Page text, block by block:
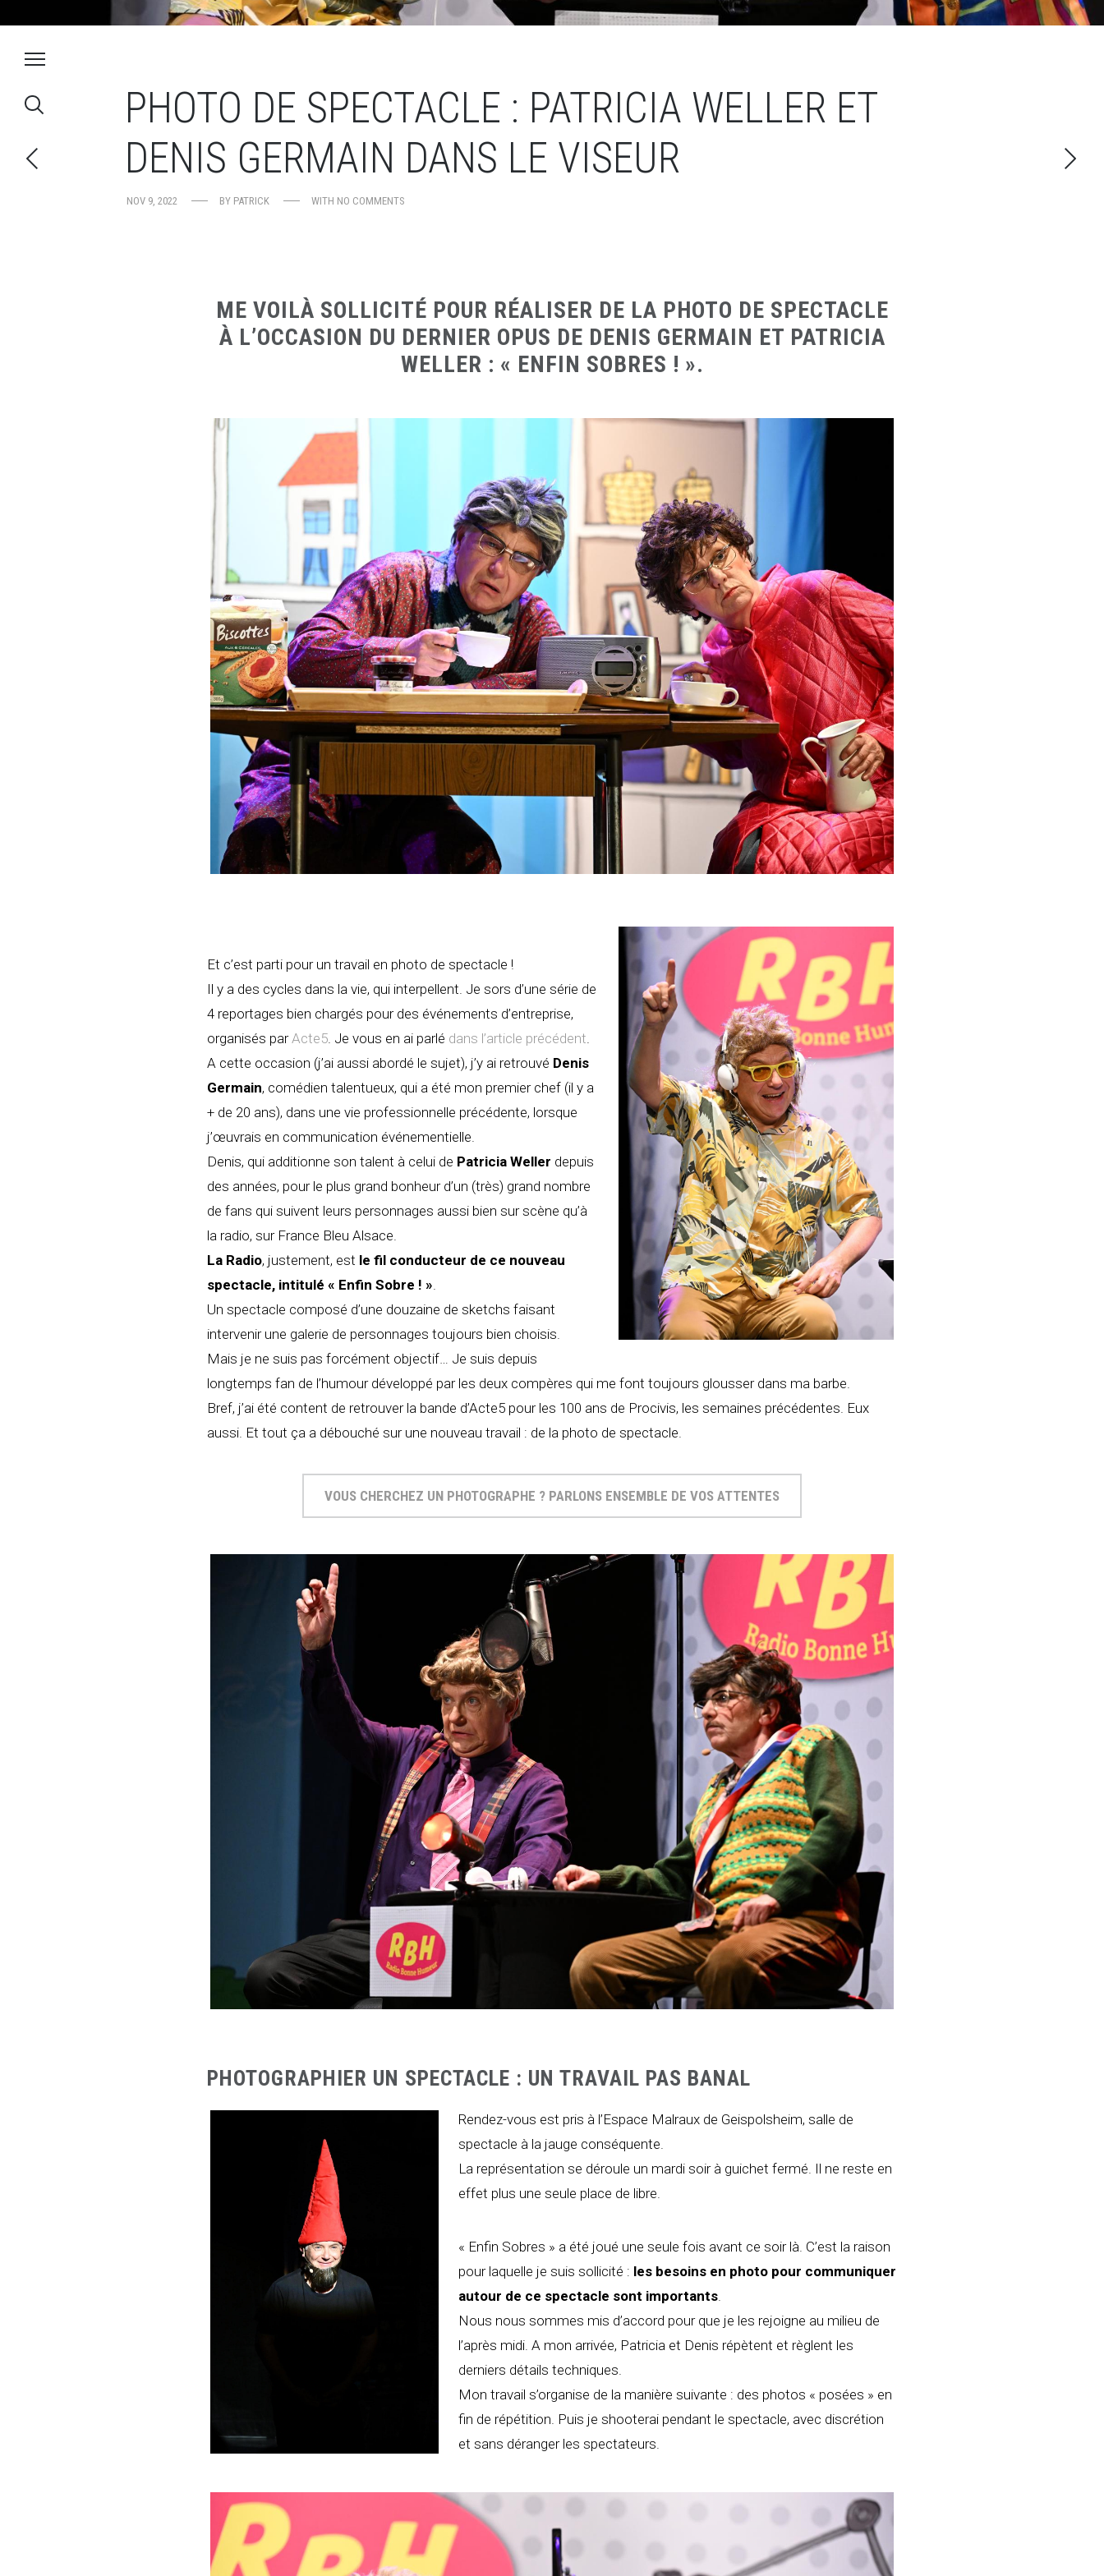
PHOTO DE SPECTACLE : PATRICIA WELLER ET
DENIS GERMAIN DANS LE VISEUR
NOV 9, 2022 BY PATRICK WITH NO COMMENTS
ME VOILÀ SOLLICITÉ POUR RÉALISER DE LA PHOTO DE SPECTACLE
À L’OCCASION DU DERNIER OPUS DE DENIS GERMAIN ET PATRICIA
WELLER : « ENFIN SOBRES ! ».
Et c’est parti pour un travail en photo de spectacle !
Il y a des cycles dans la vie, qui interpellent. Je sors d’une série de
4 reportages bien chargés pour des événements d’entreprise,
organisés par Acte5 . Je vous en ai parlé dans l’article précédent
A cette occasion (j’ai aussi abordé le sujet), j’y ai retrouvé Denis
Germain, comédien talentueux, qui a été mon premier chef (il y a
+ de 20 ans), dans une vie professionnelle précédente, lorsque
j’œuvrais en communication événementielle.
Denis, qui additionne son talent à celui de Patricia Weller depuis
des années, pour le plus grand bonheur d’un (très) grand nombre
de fans qui suivent leurs personnages aussi bien sur scène qu’à
la radio, sur France Bleu Alsace.
La Radio, justement, est le fil conducteur de ce nouveau
spectacle, intitulé « Enfin Sobre ! »
Un spectacle composé d’une douzaine de sketchs faisant
intervenir une galerie de personnages toujours bien choisis.
Mais je ne suis pas forcément objectif… Je suis depuis
longtemps fan de l’humour développé par les deux compères qui me font toujours glousser dans ma barbe.
Bref, j’ai été content de retrouver la bande d’Acte5 pour les 100 ans de Procivis, les semaines précédentes. Eux
aussi. Et tout ça a débouché sur une nouveau travail : de la photo de spectacle.
VOUS CHERCHEZ UN PHOTOGRAPHE ? PARLONS ENSEMBLE DE VOS ATTENTES
PHOTOGRAPHIER UN SPECTACLE : UN TRAVAIL PAS BANAL
Rendez-vous est pris à l’Espace Malraux de Geispolsheim, salle de
spectacle à la jauge conséquente.
La représentation se déroule un mardi soir à guichet fermé. Il ne reste en
effet plus une seule place de libre.
« Enfin Sobres » a été joué une seule fois avant ce soir là. C’est la raison
pour laquelle je suis sollicité : les besoins en photo pour communiquer
autour de ce spectacle sont importants.
Nous nous sommes mis d’accord pour que je les rejoigne au milieu de
l’après midi. A mon arrivée, Patricia et Denis répètent et règlent les
derniers détails techniques.
Mon travail s’organise de la manière suivante : des photos « posées » en
fin de répétition. Puis je shooterai pendant le spectacle, avec discrétion
et sans déranger les spectateurs.